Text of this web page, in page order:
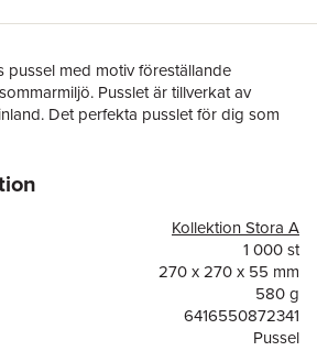
pussel med motiv föreställande
Pusslet är tillverkat av
Det perfekta pusslet för dig som
x 48 cm.
x 27 x 6 cm.
dig som vill besöka Mumindalen och
ingår i Akademibokhandelns egen
Kollektion Stora A
1 000 st
270 x 270 x 55 mm
580 g
6416550872341
Pussel